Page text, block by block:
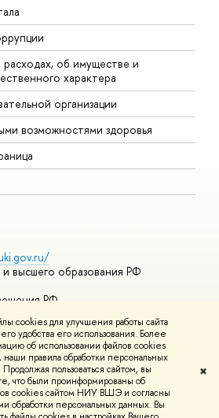
cookies для улучшения работы сайта
удобства его использования. Более
об использовании файлов cookies
наши правила обработки персональных
. Продолжая пользоваться сайтом, вы
что были проинформированы об
cookies сайтом НИУ ВШЭ и согласны
обработки персональных данных. Вы
✖
об имуществе и
характера
организации
возможностями здоровья
высшего образования РФ
РФ
mooc
курсы
Адреса и контактыУсловия
Политика конфиденциальности
Slab разработаны вШколе дизайна НИУ